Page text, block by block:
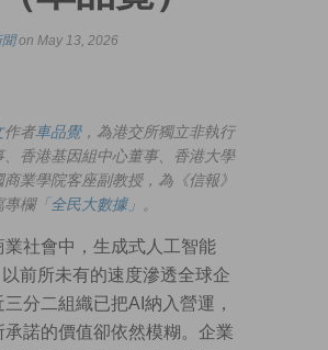
聞on May 13, 2026
作者車品覺，為港交所獨立非執行
、香港基因組中心董事、香港大學
商業學院客座副教授，為《信報》
專欄「全民大數據」 。
業社會中，生成式人工智能
以前所未有的速度滲透全球企
分二組織已把AI納入營運，
承諾的價值卻依然模糊。企業